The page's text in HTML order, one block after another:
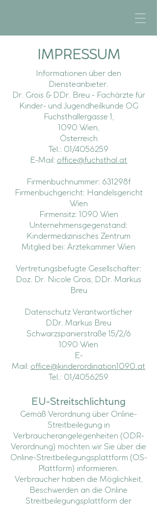
IMPRESSUM
Informationen über den
Diensteanbieter.
Dr. Grois & DDr. Breu - Fachärzte für
Kinder- und Jugendheilkunde OG
Fuchsthallergasse 1,
1090 Wien,
Österreich
Tel.: 01/4056259
E-Mail: office@fuchsthal.at
Firmenbuchnummer: 631298f
Firmenbuchgericht: Handelsgericht
Wien
Firmensitz: 1090 Wien
Unternehmensgegenstand:
Kindermedizinisches Zentrum
Mitglied bei: Ärztekammer Wien
Vertretungsbefugte Gesellschafter:
Doz. Dr. Nicole Grois, DDr. Markus
Breu
Datenschutz Verantwortlicher
DDr. Markus Breu
Schwarzspanierstraße 15/2/6
1090 Wien
E-
Mail: office@kinderordination1090.at
Tel.: 01/4056259
EU-Streitschlichtung
Gemäß Verordnung über Online-
Streitbeilegung in
Verbraucherangelegenheiten (ODR-
Verordnung) möchten wir Sie über die
Online-Streitbeilegungsplattform (OS-
Plattform) informieren.
Verbraucher haben die Möglichkeit,
Beschwerden an die Online
Streitbeilegungsplattform der